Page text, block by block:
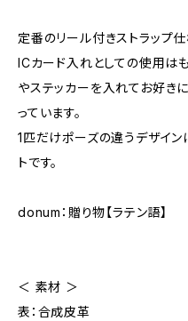
定番のリール付きストラップ
ICカード入れとしての使用は
やステッカーを入れてお好き
っています。
1匹だけポーズの違うデザイン
トです。
donum：贈り物【ラテン語】
＜ 素材 ＞
表：合成皮革